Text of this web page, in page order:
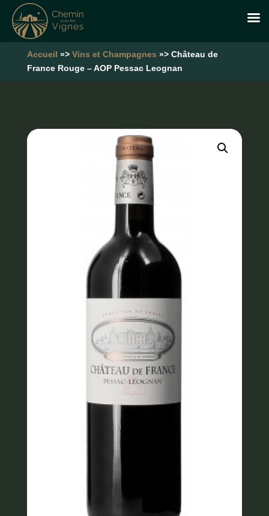
Accueil »> Vins et Champagnes »> Château de
France Rouge – AOP Pessac Leognan